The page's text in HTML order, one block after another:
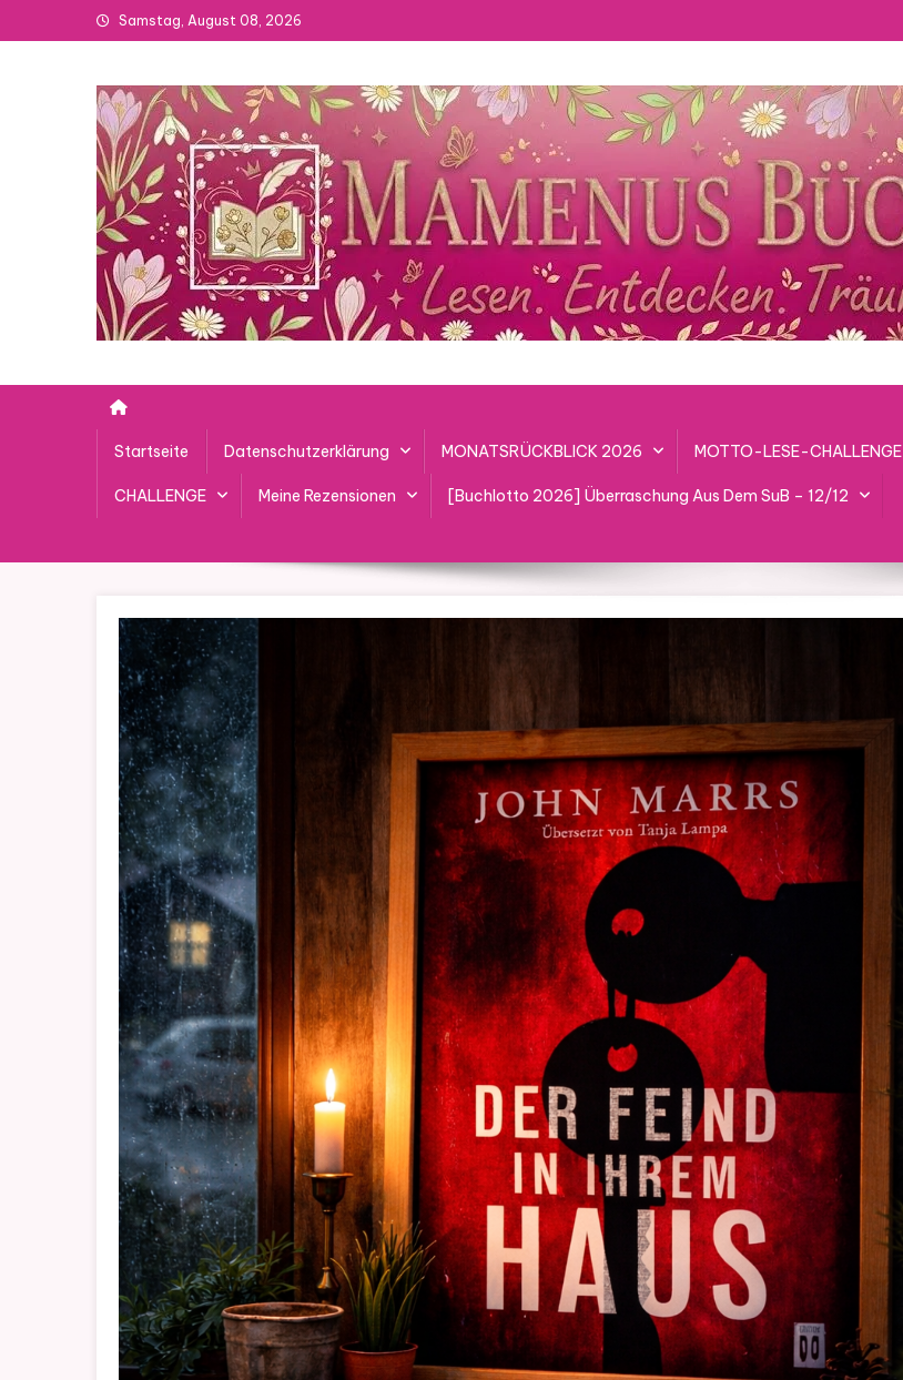
to
Samstag, August 08, 2026
Startseite Datenschutzerklärung MONATSRÜCKBLICK 2026 MOTTO-LESE-CHALLENGE
CHALLENGE Meine Rezensionen [Buchlotto 2026] Überraschung Aus Dem SuB – 12/12